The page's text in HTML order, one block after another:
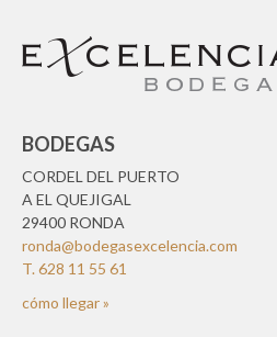
BODEGAS
CORDEL DEL PUERTO
A EL QUEJIGAL
29400 RONDA
ronda@bodegasexcelencia.com
T. 628 11 55 61
cómo llegar »